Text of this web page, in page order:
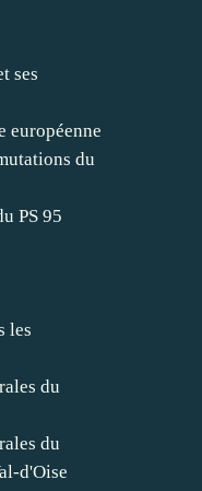
ses
européenne
du
PS 95
les
du
du
d'Oise